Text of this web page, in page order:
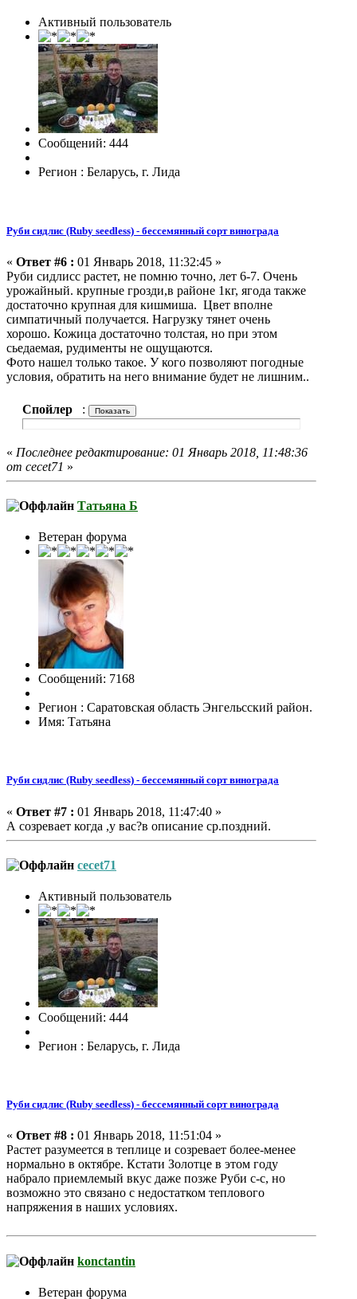
Активный пользователь
Сообщений: 444
Регион : Беларусь, г. Лида
Руби сидлис (Ruby seedless) - бессемянный сорт винограда
« Ответ #6 : 01 Январь 2018, 11:32:45 »
Руби сидлисс растет, не помню точно, лет 6-7. Очень
урожайный. крупные грозди,в районе 1кг, ягода также
достаточно крупная для кишмиша. Цвет вполне
симпатичный получается. Нагрузку тянет очень
хорошо. Кожица достаточно толстая, но при этом
сьедаемая, рудименты не ощущаются.
Фото нашел только такое. У кого позволяют погодные
условия, обратить на него внимание будет не лишним..
Спойлер :
« Последнее редактирование: 01 Январь 2018, 11:48:36
от cecet71 »
Татьяна Б
Ветеран форума
Сообщений: 7168
Регион : Саратовская область Энгельсский район.
Имя: Татьяна
Руби сидлис (Ruby seedless) - бессемянный сорт винограда
« Ответ #7 : 01 Январь 2018, 11:47:40 »
А созревает когда ,у вас?в описание ср.поздний.
cecet71
Активный пользователь
Сообщений: 444
Регион : Беларусь, г. Лида
Руби сидлис (Ruby seedless) - бессемянный сорт винограда
« Ответ #8 : 01 Январь 2018, 11:51:04 »
Растет разумеется в теплице и созревает более-менее
нормально в октябре. Кстати Золотце в этом году
набрало приемлемый вкус даже позже Руби с-с, но
возможно это связано с недостатком теплового
напряжения в наших условиях.
konctantin
Ветеран форума